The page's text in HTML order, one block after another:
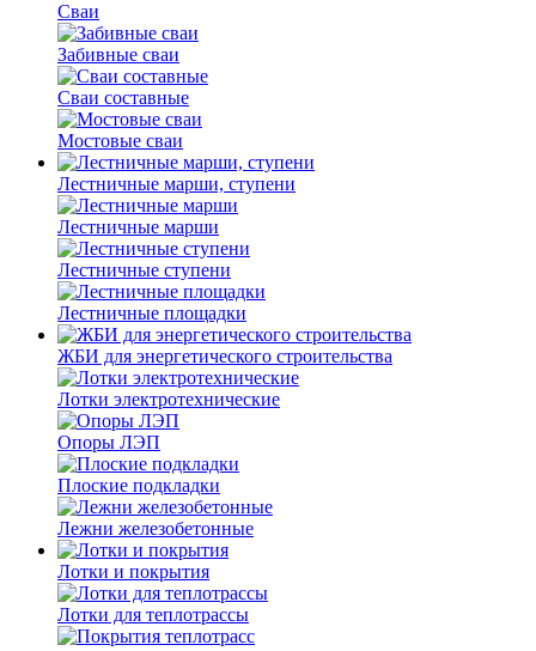
Сваи
Забивные сваи
Сваи составные
Мостовые сваи
Лестничные марши, ступени
Лестничные марши
Лестничные ступени
Лестничные площадки
ЖБИ для энергетического строительства
Лотки электротехнические
Опоры ЛЭП
Плоские подкладки
Лежни железобетонные
Лотки и покрытия
Лотки для теплотрассы